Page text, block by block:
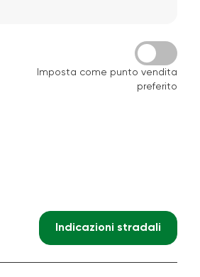
Imposta come punto vendita
preferito
Indicazioni stradali